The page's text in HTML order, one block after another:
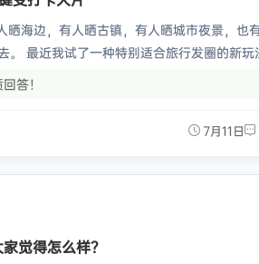
海边，有人晒古镇，有人晒城市夜景，也
最近我试了一种特别适合旅行发圈的新
致的旅行纪念卡。你可以坐在拍立得相框
答！
7月11日
觉得怎么样？